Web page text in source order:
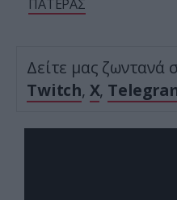
ΠΑΤΕΡΑΣ
Δείτε μας ζωντανά
Twitch, X,